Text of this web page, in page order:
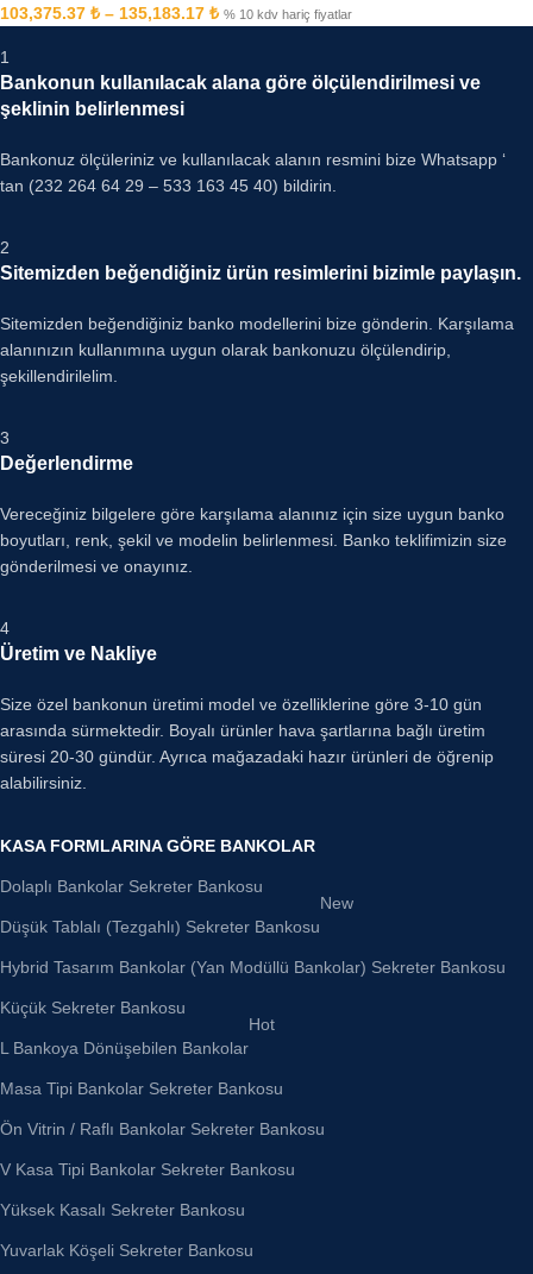
103,375.37 ₺ – 135,183.17 ₺ % 10 kdv hariç fiyatlar
1
Bankonun kullanılacak alana göre ölçülendirilmesi ve
şeklinin belirlenmesi
Bankonuz ölçüleriniz ve kullanılacak alanın resmini bize Whatsapp ‘
tan (232 264 64 29 – 533 163 45 40) bildirin.
2
Sitemizden beğendiğiniz ürün resimlerini bizimle paylaşın.
Sitemizden beğendiğiniz banko modellerini bize gönderin. Karşılama
alanınızın kullanımına uygun olarak bankonuzu ölçülendirip,
şekillendirilelim.
3
Değerlendirme
Vereceğiniz bilgelere göre karşılama alanınız için size uygun banko
boyutları, renk, şekil ve modelin belirlenmesi. Banko teklifimizin size
gönderilmesi ve onayınız.
4
Üretim ve Nakliye
Size özel bankonun üretimi model ve özelliklerine göre 3-10 gün
arasında sürmektedir. Boyalı ürünler hava şartlarına bağlı üretim
süresi 20-30 gündür. Ayrıca mağazadaki hazır ürünleri de öğrenip
alabilirsiniz.
KASA FORMLARINA GÖRE BANKOLAR
Dolaplı Bankolar Sekreter Bankosu
Düşük Tablalı (Tezgahlı) Sekreter Bankosu
New
Hybrid Tasarım Bankolar (Yan Modüllü Bankolar) Sekreter Bankosu
Küçük Sekreter Bankosu
L Bankoya Dönüşebilen Bankolar
Hot
Masa Tipi Bankolar Sekreter Bankosu
Ön Vitrin / Raflı Bankolar Sekreter Bankosu
V Kasa Tipi Bankolar Sekreter Bankosu
Yüksek Kasalı Sekreter Bankosu
Yuvarlak Köşeli Sekreter Bankosu